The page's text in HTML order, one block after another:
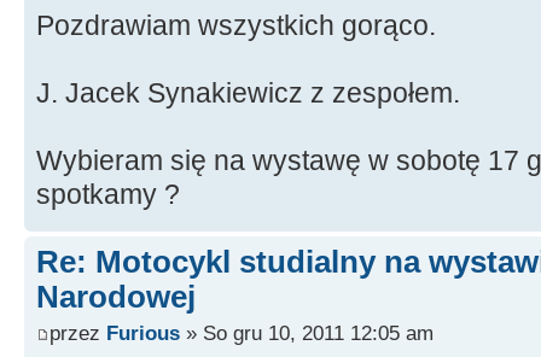
Pozdrawiam wszystkich gorąco.
J. Jacek Synakiewicz z zespołem.
Wybieram się na wystawę w sobotę 17
spotkamy ?
Re: Motocykl studialny na
Narodowej
przez Furious » So gru 10, 2011 12:05 am